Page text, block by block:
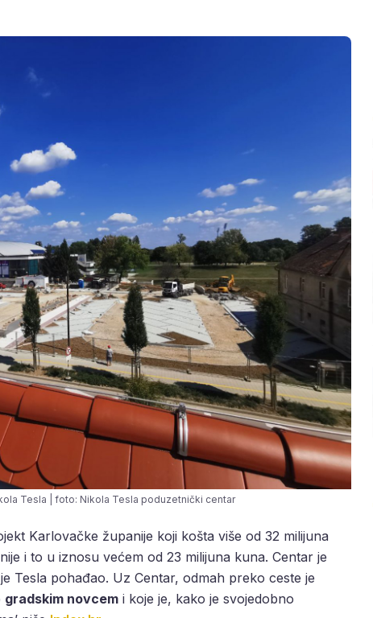
Tesla | foto: Nikola Tesla poduzetnički centar
Karlovačke županije koji košta više od 32 milijuna
i to u iznosu većem od 23 milijuna kuna. Centar je
Tesla pohađao. Uz Centar, odmah preko ceste je
gradskim novcem i koje je, kako je svojedobno